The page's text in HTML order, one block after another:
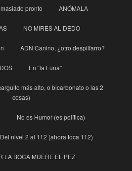
pronto ANÓMALA
NO MIRES AL DEDO
ADN Canino, ¿otro despilfarro?
En “la Luna”
más alto, o bicarbonato o las 2
cosas)
No es Humor (es política)
Del nivel 2 al 112 (ahora toca 112)
LA BOCA MUERE EL PEZ